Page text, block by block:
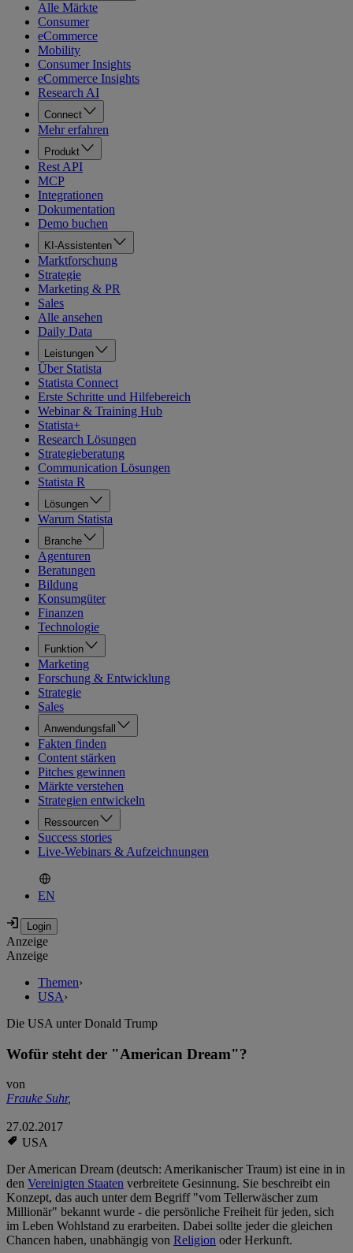
Alle Märkte
Consumer
eCommerce
Mobility
Consumer Insights
eCommerce Insights
Research AI
Connect
Mehr erfahren
Produkt
Rest API
MCP
Integrationen
Dokumentation
Demo buchen
KI-Assistenten
Marktforschung
Strategie
Marketing & PR
Sales
Alle ansehen
Daily Data
Leistungen
Über Statista
Statista Connect
Erste Schritte und Hilfebereich
Webinar & Training Hub
Statista+
Research Lösungen
Strategieberatung
Communication Lösungen
Statista R
Lösungen
Warum Statista
Branche
Agenturen
Beratungen
Bildung
Konsumgüter
Finanzen
Technologie
Funktion
Marketing
Forschung & Entwicklung
Strategie
Sales
Anwendungsfall
Fakten finden
Content stärken
Pitches gewinnen
Märkte verstehen
Strategien entwickeln
Ressourcen
Success stories
Live-Webinars & Aufzeichnungen
EN
Anzeige
Anzeige
Themen›
USA›
Die USA unter Donald Trump
Wofür steht der "American Dream"?
von
Frauke Suhr,
27.02.2017
USA
Der American Dream (deutsch: Amerikanischer Traum) ist eine in in
den Vereinigten Staaten verbreitete Gesinnung. Sie beschreibt ein
Konzept, das auch unter dem Begriff "vom Tellerwäscher zum
Millionär" bekannt wurde - die persönliche Freiheit für jeden, sich
im Leben Wohlstand zu erarbeiten. Dabei sollte jeder die gleichen
Chancen haben, unabhängig von Religion oder Herkunft.